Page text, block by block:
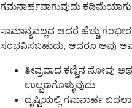
ಗಮನಾರ್ಹವಾಗುವುದು
ಸಾಮಾನ್ಯವಲ್ಲದ ಆದರೆ ಹೆಚ್ಚು
ಸಂಭವಿಸಬಹುದು, ಆದರೂ ಅವು
ತೀವ್ರವಾದ ಕಣ್ಣಿನ ನೋವು
ಉಲ್ಬಣಗೊಳ್ಳುವುದು
ದೃಷ್ಟಿಯಲ್ಲಿ ಗಮನಾರ್ಹ